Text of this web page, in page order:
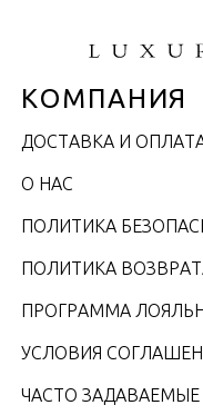
КОМПАНИЯ
ДОСТАВКА И
О НАС
ПОЛИТИКА
ПОЛИТИКА
ПРОГРАММА
УСЛОВИЯ
ЧАСТО